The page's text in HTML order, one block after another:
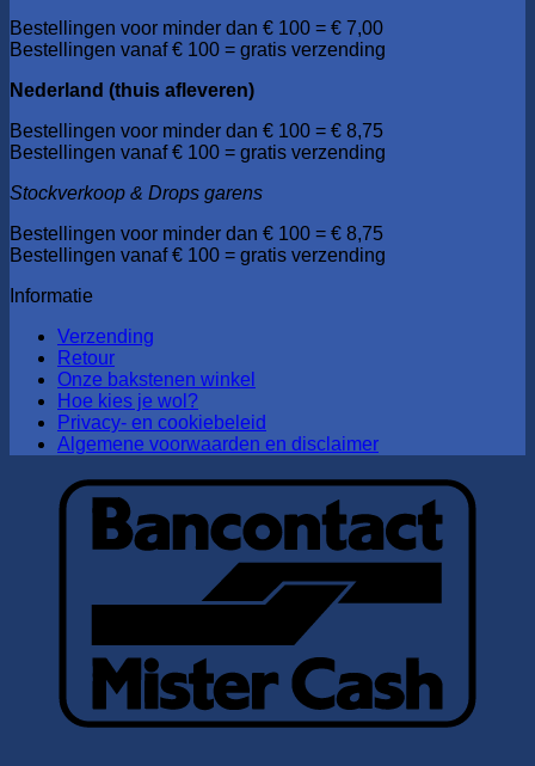
Bestellingen voor minder dan € 100 = € 7,00
Bestellingen vanaf € 100 = gratis verzending
Nederland (thuis afleveren)
Bestellingen voor minder dan € 100 = € 8,75
Bestellingen vanaf € 100 = gratis verzending
Stockverkoop & Drops garens
Bestellingen voor minder dan € 100 = € 8,75
Bestellingen vanaf € 100 = gratis verzending
Informatie
Verzending
Retour
Onze bakstenen winkel
Hoe kies je wol?
Privacy- en cookiebeleid
Algemene voorwaarden en disclaimer